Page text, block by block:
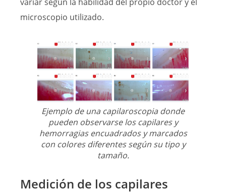
microscopio utilizado.
Ejemplo de una capilaroscopia donde
pueden observarse los capilares y
hemorragias encuadrados y marcados
con colores diferentes según su tipo y
tamaño.
Medición de los capilares